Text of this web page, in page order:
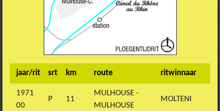
jaar/rit srt km route ritwinnaar
1971
00
P 11
MULHOUSE -
MULHOUSE
MOLTENI